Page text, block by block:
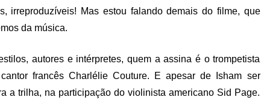
irreproduzíveis! Mas estou falando demais do filme, que
da música.
autores e intérpretes, quem a assina é o trompetista
francês Charlélie Couture. E apesar de Isham ser
a trilha, na participação do violinista americano Sid Page.